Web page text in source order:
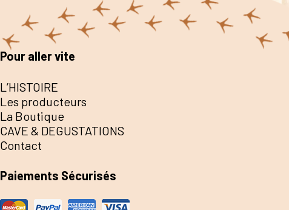
Pour aller vite
L’HISTOIRE
Les producteurs
La Boutique
CAVE & DEGUSTATIONS
Contact
Paiements Sécurisés